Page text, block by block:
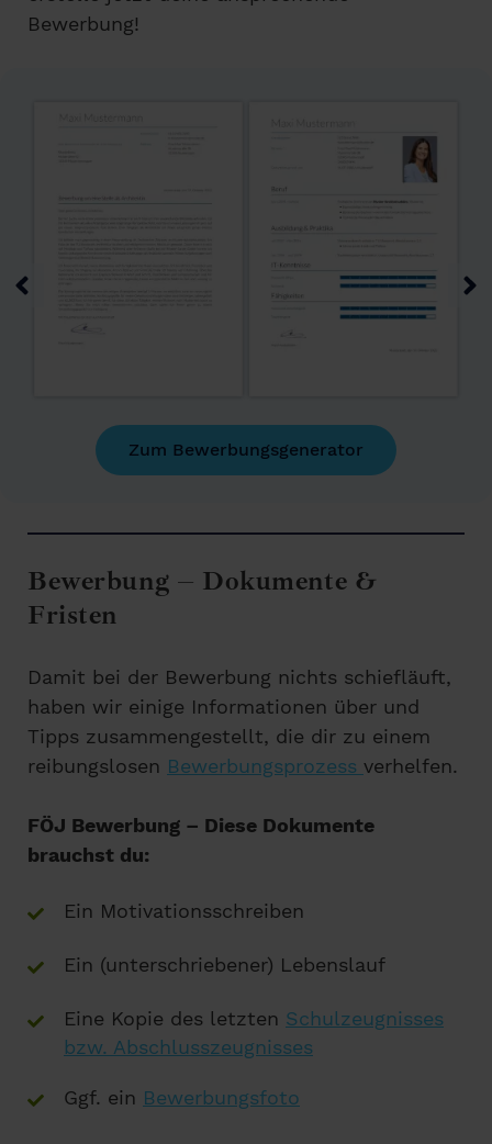
Bewerbung!
Zum Bewerbungsgenerator
Bewerbung – Dokumente &
Fristen
Damit bei der Bewerbung nichts schiefläuft,
haben wir einige Informationen über und
Tipps zusammengestellt, die dir zu einem
reibungslosen Bewerbungsprozess verhelfen.
FÖJ Bewerbung – Diese Dokumente
brauchst du:
Ein Motivationsschreiben
Ein (unterschriebener) Lebenslauf
Eine Kopie des letzten Schulzeugnisses
bzw. Abschlusszeugnisses
Ggf. ein Bewerbungsfoto